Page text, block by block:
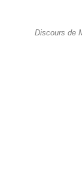
Discours de